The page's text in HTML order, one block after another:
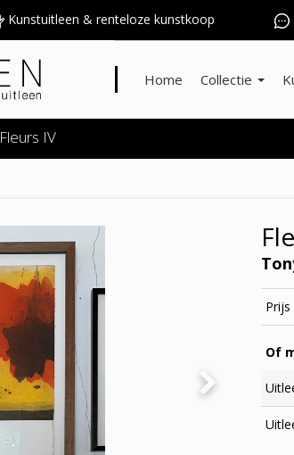
Kunstuitleen & renteloze kunstkoop
Home Collectie
Fleurs IV
Prijs
Of